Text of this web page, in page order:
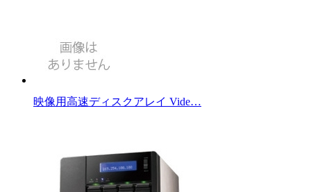
映像用高速ディスクアレイ Vide…